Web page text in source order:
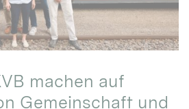
machen auf
Gemeinschaft und